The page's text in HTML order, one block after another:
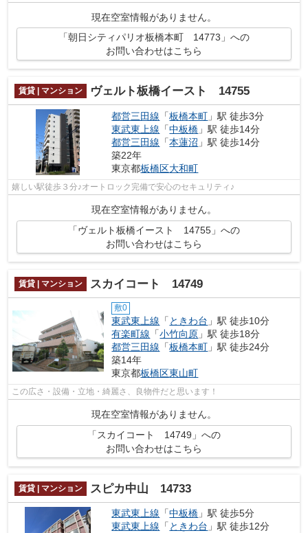
現在空室情報がありません。
「朝日シティパリオ板橋本町 14773」への
お問い合わせはこちら
賃貸 | マンション ヴェルト板橋イースト 14755
都営三田線 「板橋本町 」駅 徒歩3分
東武東上線 「中板橋 」駅 徒歩14分
都営三田線 「本蓮沼 」駅 徒歩14分
築22年
東京都板橋区大和町
嬉しい駅徒歩３分♪オートロック完備で安心のセキュリティ♪
現在空室情報がありません。
「ヴェルト板橋イースト 14755」への
お問い合わせはこちら
賃貸 | マンション スカイコート 14749
敷0
東武東上線 「 ときわ台 」駅 徒歩10分
有楽町線 「小竹向原 」駅 徒歩18分
都営三田線 「板橋本町 」駅 徒歩24分
築14年
東京都板橋区東山町
この広さ・設備・立地・綺麗さ、良物件だと思います！
現在空室情報がありません。
「スカイコート 14749」への
お問い合わせはこちら
賃貸 | マンション スピカ中山 14733
東武東上線 「中板橋 」駅 徒歩5分
東武東上線 「 ときわ台 」駅 徒歩12分